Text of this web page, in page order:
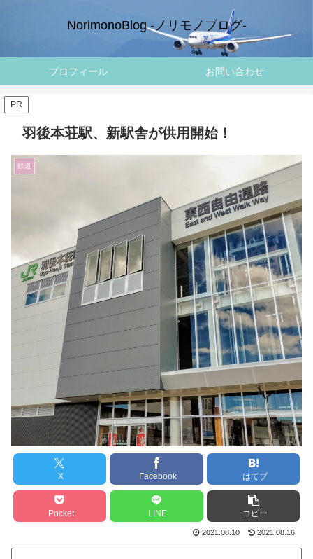
NorimonoBlog -ノリモノブログ-
プロフィール お問い合わせ
PR
羽後本荘駅、新駅舎が供用開始！
鉄道
X Facebook はてブ
Pocket LINE コピー
2021.08.10 2021.08.16